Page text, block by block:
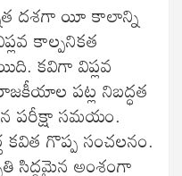
దశగా యీ కాలాన్ని
కాల్పనికత
కవిగా విప్లవ
పట్ల నిబద్ధత
పరీక్షా సమయం.
కవిత గొప్ప సంచలనం.
సిద్ధమైన అంశంగా